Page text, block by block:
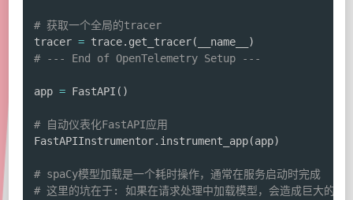
# 获取一个全局的tracer
tracer = trace. get_tracer( __name__
)
# --- End of OpenTelemetry Setup ---
app = FastAPI ( )
# 自动仪表化FastAPI应用
FastAPIInstrumentor. instrument_app(app)
# spaCy模型加载是一个耗时操作，通常在服务启动时完成
# 这里的坑在于: 如果在请求处理中加载模型，会造成巨大的延